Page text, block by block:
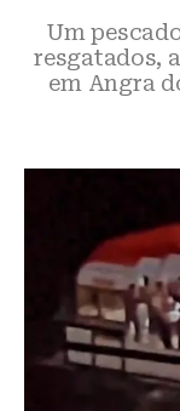
Um
resgatados,
em Angra